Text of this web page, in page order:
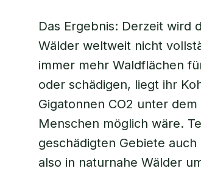
Das Ergebnis: Derzeit wird
Wälder weltweit nicht
immer mehr Waldflächen
oder schädigen, liegt ihr
Gigatonnen CO2 unter
Menschen möglich wäre.
geschädigten Gebiete
also in naturnahe Wälder